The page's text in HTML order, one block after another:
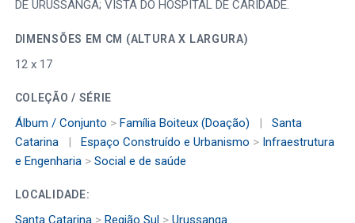
DE URUSSANGA; VISTA DO HOSPITAL DE CARIDADE.
DIMENSÕES EM CM (ALTURA X LARGURA)
12 x 17
COLEÇÃO / SÉRIE
Álbum / Conjunto > Família Boiteux (Doação) |
Santa
Catarina
| Espaço Construído e Urbanismo > Infraestrutura
e Engenharia> Social e de saúde
LOCALIDADE:
Santa Catarina> Região Sul> Urussanga